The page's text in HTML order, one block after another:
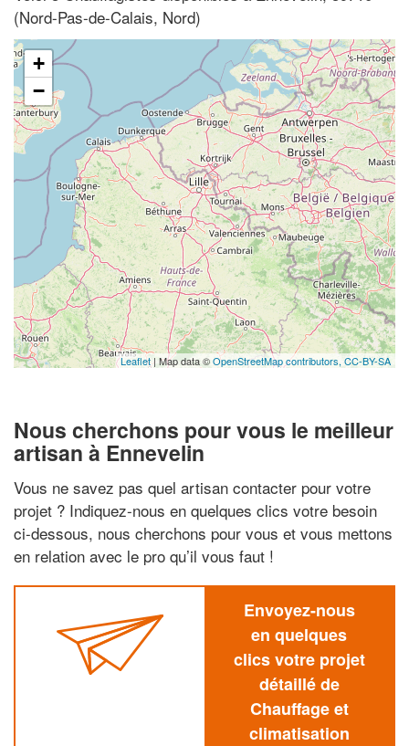
(Nord-Pas-de-Calais, Nord)
+
−
Leaflet| Map data ©OpenStreetMap contributors, CC-BY-SA
Nous cherchons pour vous le meilleur
artisan à Ennevelin
Vous ne savez pas quel artisan contacter pour votre
projet ? Indiquez-nous en quelques clics votre besoin
ci-dessous, nous cherchons pour vous et vous mettons
en relation avec le pro qu’il vous faut !
Envoyez-nous
en quelques
clics votre projet
détaillé de
Chauffage et
climatisation